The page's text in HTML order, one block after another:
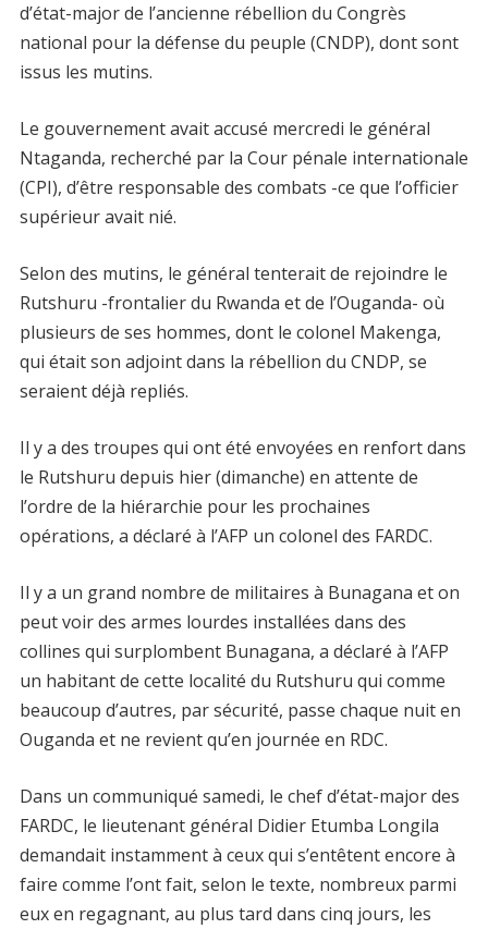
d’état-major de l’ancienne rébellion du Congrès
national pour la défense du peuple (CNDP), dont sont
issus les mutins.
Le gouvernement avait accusé mercredi le général
Ntaganda, recherché par la Cour pénale internationale
(CPI), d’être responsable des combats -ce que l’officier
supérieur avait nié.
Selon des mutins, le général tenterait de rejoindre le
Rutshuru -frontalier du Rwanda et de l’Ouganda- où
plusieurs de ses hommes, dont le colonel Makenga,
qui était son adjoint dans la rébellion du CNDP, se
seraient déjà repliés.
Il y a des troupes qui ont été envoyées en renfort dans
le Rutshuru depuis hier (dimanche) en attente de
l’ordre de la hiérarchie pour les prochaines
opérations, a déclaré à l’AFP un colonel des FARDC.
Il y a un grand nombre de militaires à Bunagana et on
peut voir des armes lourdes installées dans des
collines qui surplombent Bunagana, a déclaré à l’AFP
un habitant de cette localité du Rutshuru qui comme
beaucoup d’autres, par sécurité, passe chaque nuit en
Ouganda et ne revient qu’en journée en RDC.
Dans un communiqué samedi, le chef d’état-major des
FARDC, le lieutenant général Didier Etumba Longila
demandait instamment à ceux qui s’entêtent encore à
faire comme l’ont fait, selon le texte, nombreux parmi
eux en regagnant, au plus tard dans cinq jours, les